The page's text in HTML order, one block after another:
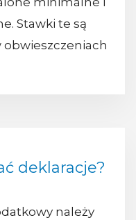
Stawki te są
deklaracje?
należy